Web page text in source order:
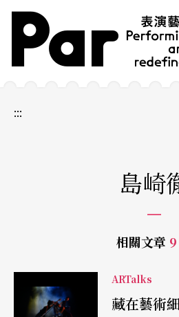
跳到主要內容區塊
網站導覽
:::
島崎
相關文章 9
ARTalks
藏在藝術